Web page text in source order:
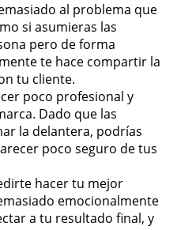
al problema que
si asumieras las
pero de forma
te hace compartir la
tu cliente.
poco profesional y
Dado que las
la delantera, podrías
poco seguro de tus
hacer tu mejor
emocionalmente
a tu resultado final, y